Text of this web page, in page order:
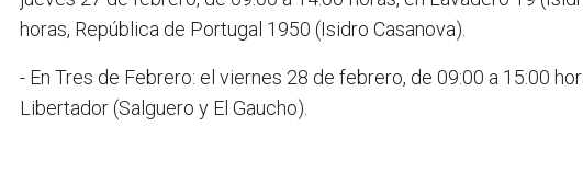
horas, República de Portugal 1950 (Isidro Casanova).
- En Tres de Febrero: el viernes 28 de febrero, de 09:00 a 15:00
Libertador (Salguero y El Gaucho).